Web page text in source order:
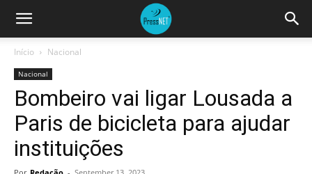
Início Nacional
Nacional
Bombeiro vai ligar Lousada a
Paris de bicicleta para ajudar
instituições